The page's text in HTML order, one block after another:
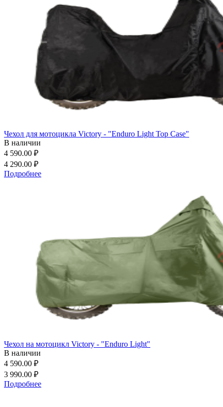
Чехол для мотоцикла Victory - "Enduro Light Top Case"
В наличии
4 590.00 ₽
4 290.00 ₽
Подробнее
Чехол на мотоцикл Victory - "Enduro Light"
В наличии
4 590.00 ₽
3 990.00 ₽
Подробнее